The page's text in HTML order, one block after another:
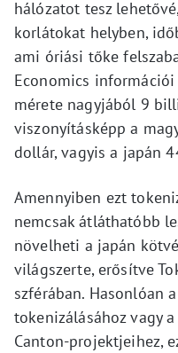
hálózatot tesz
korlátokat helyben,
ami óriási tőke
Economics információi
mérete nagyjából 9
viszonyításképp a
dollár, vagyis a japán
Amennyiben ezt
nemcsak átláthatóbb
növelheti a japán
világszerte, erősítve
szférában. Hasonlóan
tokenizálásához vagy
Canton-projektjeihez,